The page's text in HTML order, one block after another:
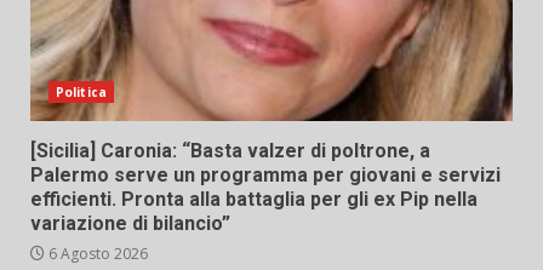
Politica
[Sicilia] Caronia: “Basta valzer di poltrone, a
Palermo serve un programma per giovani e servizi
efficienti. Pronta alla battaglia per gli ex Pip nella
variazione di bilancio”
6 Agosto 2026